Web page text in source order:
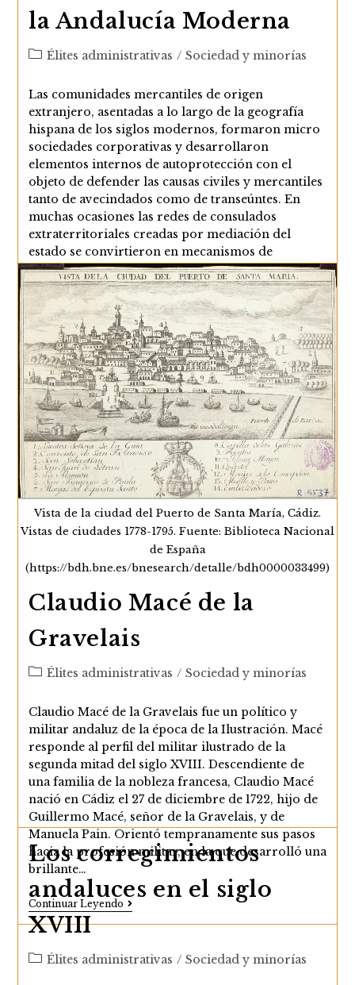
la Andalucía Moderna
Categoría
la
entrada:
Élites administrativas / Sociedad y minorías
Las comunidades mercantiles de origen
extranjero, asentadas a lo largo de la geografía
hispana de los siglos modernos, formaron micro
sociedades corporativas y desarrollaron
elementos internos de autoprotección con el
objeto de defender las causas civiles y mercantiles
tanto de avecindados como de transeúntes. En
muchas ocasiones las redes de consulados
extraterritoriales creadas por mediación del
estado se convirtieron en mecanismos de
vigilancia y fiscalización más que de protección de
las causas de los mercaderes a…
Continuar LeyendoLos
Jueces
Conservadores
De
Las
Naciones
Extranjeras
En
La
Andalucía
Moderna
Vista de la ciudad del Puerto de Santa María, Cádiz.
Vistas de ciudades 1778-1795. Fuente: Biblioteca Nacional
de España
(https://bdh.bne.es/bnesearch/detalle/bdh0000033499)
Claudio Macé de la
Gravelais
Categoría
la
entrada:
Élites administrativas / Sociedad y minorías
Claudio Macé de la Gravelais fue un político y
militar andaluz de la época de la Ilustración. Macé
responde al perfil del militar ilustrado de la
segunda mitad del siglo XVIII. Descendiente de
una familia de la nobleza francesa, Claudio Macé
nació en Cádiz el 27 de diciembre de 1722, hijo de
Guillermo Macé, señor de la Gravelais, y de
Manuela Pain. Orientó tempranamente sus pasos
hacia la profesión militar, en la que desarrolló una
brillante…
Continuar LeyendoClaudio
Macé
De
Gravelais
Los corregimientos
andaluces en el siglo
XVIII
Categoría
Élites administrativas / Sociedad y minorías